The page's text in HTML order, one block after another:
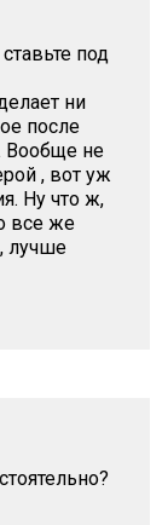
под
ни
после
Вообще не
, вот уж
Ну что ж,
все же
лучше